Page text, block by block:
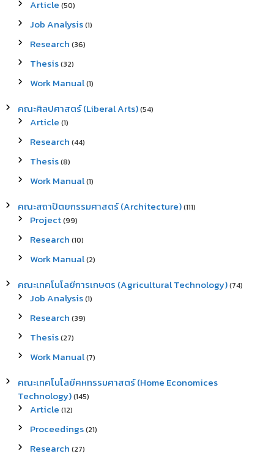
Article (50)
Job Analysis(1)
Research (36)
Thesis(32)
Work Manual(1)
คณะศิลปศาสตร์ (Liberal Arts)(54)
Article (1)
Research (44)
Thesis(8)
Work Manual(1)
คณะสถาปัตยกรรมศาสตร์ (Architecture)(111)
Project(99)
Research (10)
Work Manual(2)
คณะเทคโนโลยีการเกษตร (Agricultural Technology)(74)
Job Analysis(1)
Research (39)
Thesis(27)
Work Manual(7)
คณะเทคโนโลยีคหกรรมศาสตร์ (Home Economices
Technology)(145)
Article (12)
Proceedings(21)
Research (27)